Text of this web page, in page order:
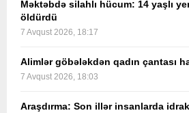
Məktəbdə silahlı hücum: 14 yaşlı
öldürdü
7 Avqust 2026, 18:17
Alimlər göbələkdən qadın çantası
7 Avqust 2026, 18:03
Araşdırma: Son illər insanlarda